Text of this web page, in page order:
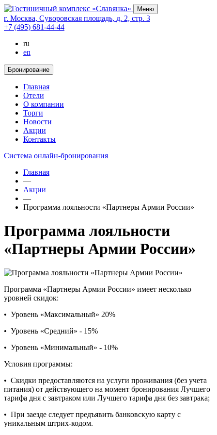
Меню
г. Москва, Суворовская площадь, д. 2, стр. 3
+7 (495) 681-44-44
ru
en
Бронирование
Главная
Отели
О компании
Торги
Новости
Акции
Контакты
Cистема онлайн-бронирования
Главная
—
Акции
—
Программа лояльности «Партнеры Армии России»
Программа лояльности
«Партнеры Армии России»
Программа «Партнеры Армии России» имеет несколько
уровней скидок:
• Уровень «Максимальный» 20%
• Уровень «Средний» - 15%
• Уровень «Минимальный» - 10%
Условия программы:
• Скидки предоставляются на услуги проживания (без учета
питания) от действующего на момент бронирования Лучшего
тарифа дня с завтраком или Лучшего тарифа дня без завтрака;
• При заезде следует предъявить банковскую карту с
уникальным штрих-кодом.